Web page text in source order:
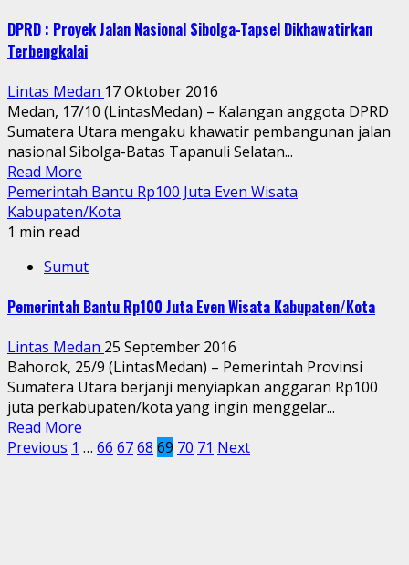
DPRD : Proyek Jalan Nasional Sibolga-Tapsel Dikhawatirkan
Terbengkalai
Lintas Medan 17 Oktober 2016
Medan, 17/10 (LintasMedan) – Kalangan anggota DPRD
Sumatera Utara mengaku khawatir pembangunan jalan
nasional Sibolga-Batas Tapanuli Selatan...
Read More
Pemerintah Bantu Rp100 Juta Even Wisata
Kabupaten/Kota
1 min read
Sumut
Pemerintah Bantu Rp100 Juta Even Wisata Kabupaten/Kota
Lintas Medan 25 September 2016
Bahorok, 25/9 (LintasMedan) – Pemerintah Provinsi
Sumatera Utara berjanji menyiapkan anggaran Rp100
juta perkabupaten/kota yang ingin menggelar...
Read More
Paginasi
Previous 1 … 66 6768 69 70 71 Next